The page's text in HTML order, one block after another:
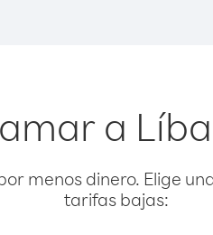
a
menos dinero. Elige
tarifas bajas: